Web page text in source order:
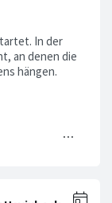
In der
an denen die
hängen.